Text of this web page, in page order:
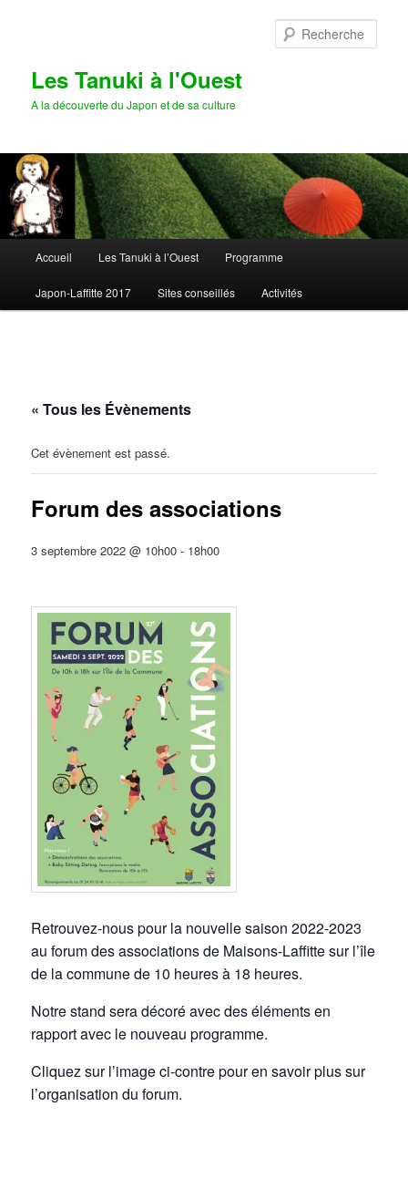
Les Tanuki à l'Ouest
A la découverte du Japon et de sa culture
principal
Accueil Les Tanuki à l’Ouest Programme
Japon-Laffitte 2017 Sites conseillés Activités
« Tous les Évènements
Cet évènement est passé.
Forum des associations
3 septembre 2022 @ 10h00 - 18h00
Retrouvez-nous pour la nouvelle saison 2022-2023
au forum des associations de Maisons-Laffitte sur l’île
de la commune de 10 heures à 18 heures.
Notre stand sera décoré avec des éléments en
rapport avec le nouveau programme.
Cliquez sur l’image ci-contre pour en savoir plus sur
l’organisation du forum.